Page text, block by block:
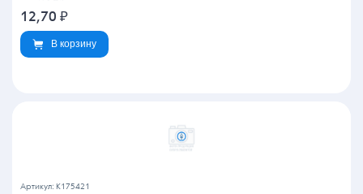
12,70 ₽
В корзину
Артикул: K175421